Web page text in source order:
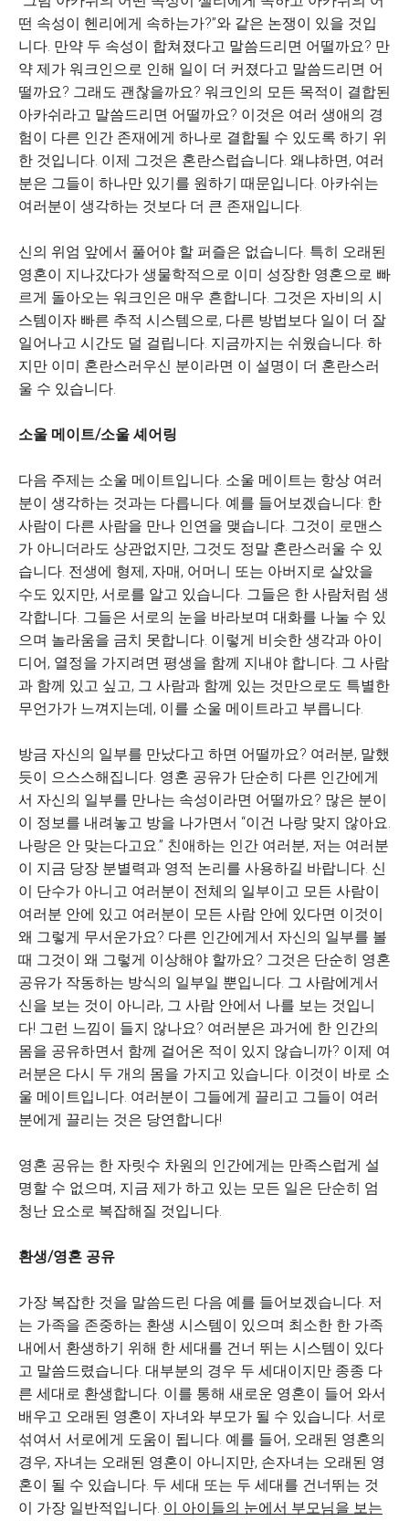
떤 속성이 헨리에게 속하는가?”와 같은 논쟁이 있을 것입
니다. 만약 두 속성이 합쳐졌다고 말씀드리면 어떨까요? 만
약 제가 워크인으로 인해 일이 더 커졌다고 말씀드리면 어
떨까요? 그래도 괜찮을까요? 워크인의 모든 목적이 결합된
아카쉬라고 말씀드리면 어떨까요? 이것은 여러 생애의 경
험이 다른 인간 존재에게 하나로 결합될 수 있도록 하기 위
한 것입니다. 이제 그것은 혼란스럽습니다. 왜냐하면, 여러
분은 그들이 하나만 있기를 원하기 때문입니다. 아카쉬는
여러분이 생각하는 것보다 더 큰 존재입니다.
신의 위엄 앞에서 풀어야 할 퍼즐은 없습니다. 특히 오래된
영혼이 지나갔다가 생물학적으로 이미 성장한 영혼으로 빠
르게 돌아오는 워크인은 매우 흔합니다. 그것은 자비의 시
스템이자 빠른 추적 시스템으로, 다른 방법보다 일이 더 잘
일어나고 시간도 덜 걸립니다. 지금까지는 쉬웠습니다. 하
지만 이미 혼란스러우신 분이라면 이 설명이 더 혼란스러
울 수 있습니다.
소울 메이트/소울 셰어링
다음 주제는 소울 메이트입니다. 소울 메이트는 항상 여러
분이 생각하는 것과는 다릅니다. 예를 들어보겠습니다: 한
사람이 다른 사람을 만나 인연을 맺습니다. 그것이 로맨스
가 아니더라도 상관없지만, 그것도 정말 혼란스러울 수 있
습니다. 전생에 형제, 자매, 어머니 또는 아버지로 살았을
수도 있지만, 서로를 알고 있습니다. 그들은 한 사람처럼 생
각합니다. 그들은 서로의 눈을 바라보며 대화를 나눌 수 있
으며 놀라움을 금치 못합니다. 이렇게 비슷한 생각과 아이
디어, 열정을 가지려면 평생을 함께 지내야 합니다. 그 사람
과 함께 있고 싶고, 그 사람과 함께 있는 것만으로도 특별한
무언가가 느껴지는데, 이를 소울 메이트라고 부릅니다.
방금 자신의 일부를 만났다고 하면 어떨까요? 여러분, 말했
듯이 으스스해집니다. 영혼 공유가 단순히 다른 인간에게
서 자신의 일부를 만나는 속성이라면 어떨까요? 많은 분이
이 정보를 내려놓고 방을 나가면서 “이건 나랑 맞지 않아요.
나랑은 안 맞는다고요.” 친애하는 인간 여러분, 저는 여러분
이 지금 당장 분별력과 영적 논리를 사용하길 바랍니다. 신
이 단수가 아니고 여러분이 전체의 일부이고 모든 사람이
여러분 안에 있고 여러분이 모든 사람 안에 있다면 이것이
왜 그렇게 무서운가요? 다른 인간에게서 자신의 일부를 볼
때 그것이 왜 그렇게 이상해야 할까요? 그것은 단순히 영혼
공유가 작동하는 방식의 일부일 뿐입니다. 그 사람에게서
신을 보는 것이 아니라, 그 사람 안에서 나를 보는 것입니
다! 그런 느낌이 들지 않나요? 여러분은 과거에 한 인간의
몸을 공유하면서 함께 걸어온 적이 있지 않습니까? 이제 여
러분은 다시 두 개의 몸을 가지고 있습니다. 이것이 바로 소
울 메이트입니다. 여러분이 그들에게 끌리고 그들이 여러
분에게 끌리는 것은 당연합니다!
영혼 공유는 한 자릿수 차원의 인간에게는 만족스럽게 설
명할 수 없으며, 지금 제가 하고 있는 모든 일은 단순히 엄
청난 요소로 복잡해질 것입니다.
환생/영혼 공유
가장 복잡한 것을 말씀드린 다음 예를 들어보겠습니다. 저
는 가족을 존중하는 환생 시스템이 있으며 최소한 한 가족
내에서 환생하기 위해 한 세대를 건너 뛰는 시스템이 있다
고 말씀드렸습니다. 대부분의 경우 두 세대이지만 종종 다
른 세대로 환생합니다. 이를 통해 새로운 영혼이 들어 와서
배우고 오래된 영혼이 자녀와 부모가 될 수 있습니다. 서로
섞여서 서로에게 도움이 됩니다. 예를 들어, 오래된 영혼의
경우, 자녀는 오래된 영혼이 아니지만, 손자녀는 오래된 영
혼이 될 수 있습니다. 두 세대 또는 두 세대를 건너뛰는 것
이 가장 일반적입니다. 이 아이들의 눈에서 부모님을 보는